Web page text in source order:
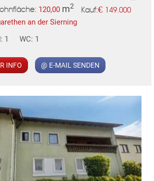
120,00 m2 Kauf:€ 149.000
an der Sierning
1 WC: 1
INFO @ E-MAIL SENDEN